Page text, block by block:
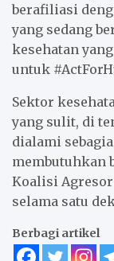
berafiliasi
yang sedang
kesehatan
untuk
Sektor
yang sulit, di
dialami
membutuhkan
Koalisi
selama satu
Berbagi artikel